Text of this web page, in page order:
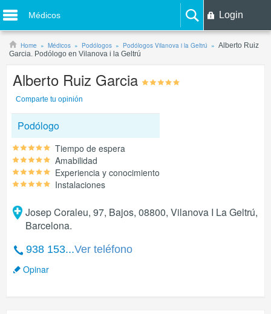
Médicos Login
Home Médicos Podólogos Podólogos Vilanova i la Geltrú
Alberto Ruiz
Garcia. Podólogo en Vilanova i la Geltrú
Alberto Ruiz Garcia
Comparte tu opinión
Podólogo
Tiempo de espera
Amabilidad
Experiencia y conocimiento
Instalaciones
Josep Coraleu, 97, Bajos, 08800, Vilanova I La Geltrú,
Barcelona.
938 153...Ver teléfono
Opinar